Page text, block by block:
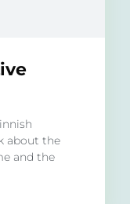
about the
and the